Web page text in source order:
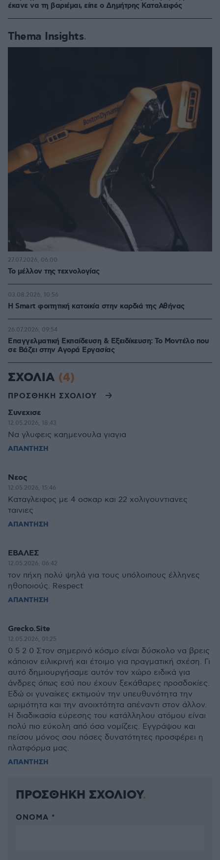
έκανε να τη βαριέμαι, είπε ο Δημήτρης Καταλειφός
Thema Insights
Το μέλλον της τεχνολογίας
27.07.2026, 06:00
Η Smart φοιτητική κατοικία στην καρδιά της Αθήνας
03.08.2026, 10:56
Επαγγελματική Εκπαίδευση & Εξειδίκευση: Το Mοντέλο που
σε Bάζει στην Aγορά Eργασίας
26.07.2026, 09:54
ΣΧΟΛΙΑ (4)
ΠΡΟΣΘΗΚΗ ΣΧΟΛΙΟΥ
Συνεχισε
12.05.2026, 18:43
Να γλυφεις καημενουλα γιαγια
ΑΠΑΝΤΗΣΗ
Νεος
12.05.2026, 15:46
Καταγλειφος με 4 οσκαρ και 22 χολιγουντιανες
ταινιες
ΑΠΑΝΤΗΣΗ
ΕΒΑΛΕΣ
12.05.2026, 06:42
τον πήχη πολύ ψηλά για τους υπόλοιπους έλληνες
ηθοποιούς. Respect
ΑΠΑΝΤΗΣΗ
Grecko.Site
12.05.2026, 01:25
0 5 2 0 Στον σημερινό κόσμο είναι δύσκολο να βρεις
κάποιον ειλικρινή και έτοιμο για πραγματική σχέση. Γι
αυτό δημιουργήσαμε αυτόν τον χώρο ειδικά για
άνδρες όπως εσύ που έχουν ξεκάθαρες προσδοκίες.
Εδώ οι γυναίκες εκτιμούν την υπευθυνότητα την
ωριμότητα και την ανοιχτότητα απέναντι στον άλλον.
Η διαδικασία εύρεσης του κατάλληλου ατόμου είναι
πολύ πιο εύκολη από όσο νομίζεις. Εγγράψου και
πείσου μόνος σου πόσες δυνατότητες προσφέρει η
πλατφόρμα μας.
ΑΠΑΝΤΗΣΗ
ΠΡΟΣΘΗΚΗ ΣΧΟΛΙΟΥ
ΌΝΟΜΑ *